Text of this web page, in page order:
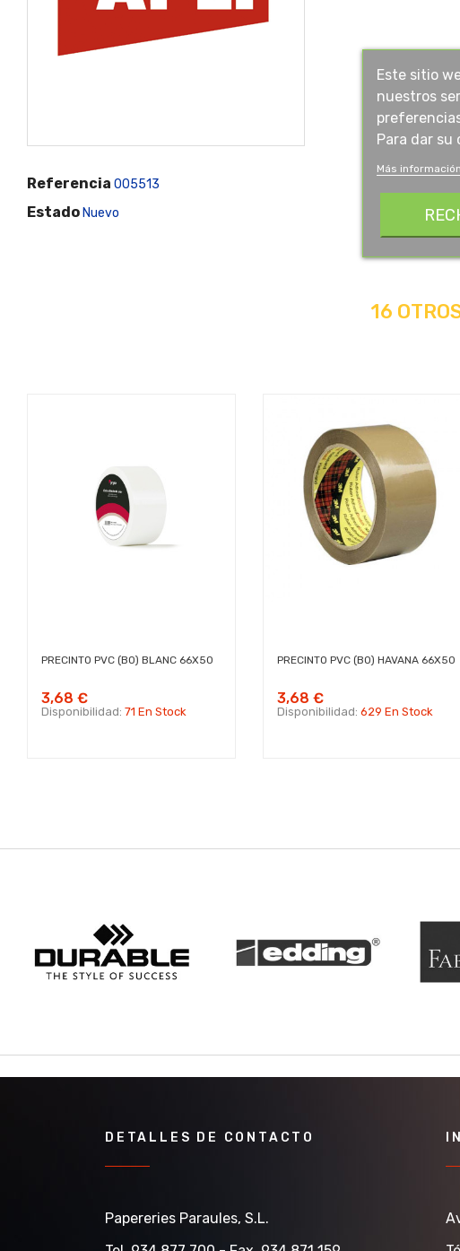
Referencia 005513
Estado Nuevo
16
PRECINTO PVC (BO) BLANC 66X50
3,68 €
Disponibilidad: 71 En Stock
PRECINTO PVC (BO) HAVANA 66X50
3,68 €
Disponibilidad: 629 En Stock
DETALLES DE CONTACTO
Papereries Paraules, S.l.
Este sitio
nuestros
Para dar su
Más información